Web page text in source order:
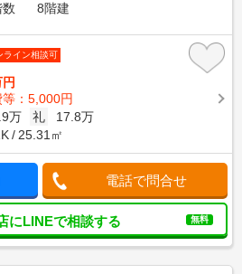
8階建
ライン相談可
：5,000円
万 礼
17.8万
25.31㎡
電話で問合せ
にLINEで相談する 無料